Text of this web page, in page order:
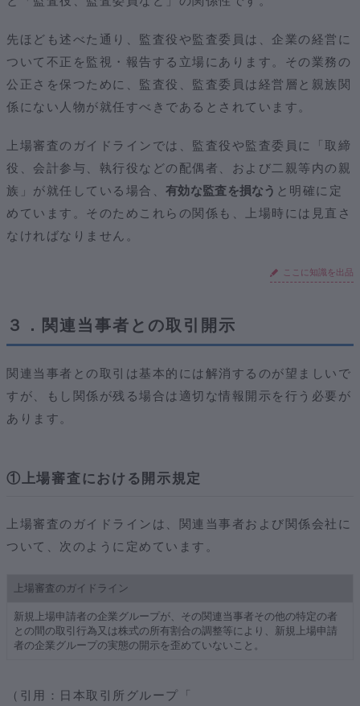
先ほども述べた通り、監査役や監査委員は、企業の経営に
ついて不正を監視・報告する立場にあります。その業務の
公正さを保つために、監査役、監査委員は経営層と親族関
係にない人物が就任すべきであるとされています。
上場審査のガイドラインでは、監査役や監査委員に「取締
役、会計参与、執行役などの配偶者、および二親等内の親
族」が就任している場合、 有効な監査を損なう と明確に定
めています。そのためこれらの関係も、上場時には見直さ
なければなりません。
ここに知識を出品
３．関連当事者との取引開示
関連当事者との取引は基本的には解消するのが望ましいで
すが、もし関係が残る場合は適切な情報開示を行う必要が
あります。
①上場審査における開示規定
上場審査のガイドラインは、関連当事者および関係会社に
ついて、次のように定めています。
上場審査のガイドライン
新規上場申請者の企業グループが、その関連当事者その他の特定の者
との間の取引行為又は株式の所有割合の調整等により、新規上場申請
者の企業グループの実態の開示を歪めていないこと。
（引用：日本取引所グループ「